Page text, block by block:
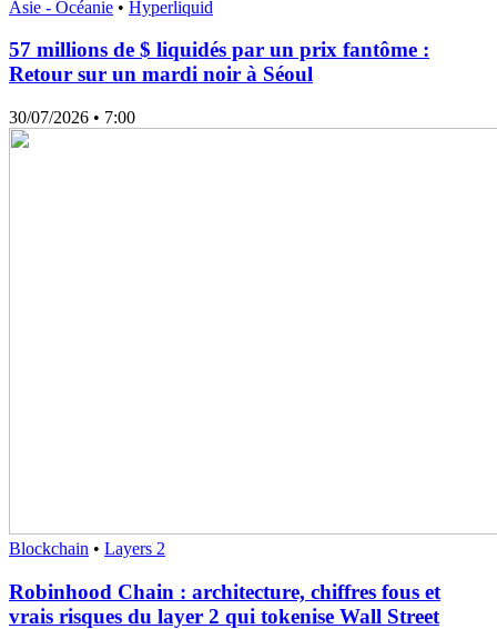
Asie - Océanie • Hyperliquid
57 millions de $ liquidés par un prix fantôme :
Retour sur un mardi noir à Séoul
30/07/2026 • 7:00
Blockchain • Layers 2
Robinhood Chain : architecture, chiffres fous et
vrais risques du layer 2 qui tokenise Wall Street